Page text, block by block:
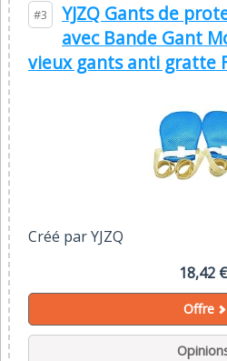
#3
YJZQ Gants de
avec Bande Gant
vieux gants anti gratte
Créé par YJZQ
18,42 €
Offre